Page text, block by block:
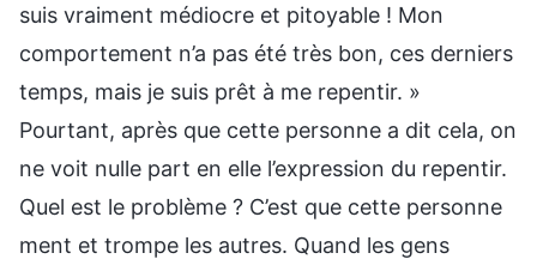
suis vraiment médiocre et pitoyable ! Mon
comportement n’a pas été très bon, ces derniers
temps, mais je suis prêt à me repentir. »
Pourtant, après que cette personne a dit cela, on
ne voit nulle part en elle l’expression du repentir.
Quel est le problème ? C’est que cette personne
ment et trompe les autres. Quand les gens